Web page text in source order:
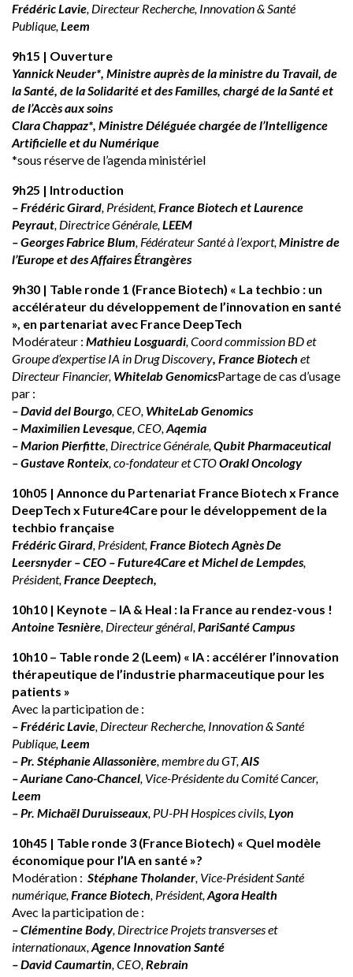
Frédéric Lavie, Directeur Recherche, Innovation & Santé
Publique,Leem
9h15 | Ouverture
Yannick Neuder*, Ministre auprès de la ministre du Travail, de
la Santé, de la Solidarité et des Familles, chargé de la Santé et
de l’Accès aux soins
Clara Chappaz*, Ministre Déléguée chargée de l’Intelligence
Artificielle et du Numérique
*sous réserve de l’agenda ministériel
9h25 | Introduction
– Frédéric Girard, Président,France Biotech et Laurence
Peyraut, Directrice Générale,LEEM
– Georges Fabrice Blum, Fédérateur Santé à l’export,Ministre de
l’Europe et des Affaires Étrangères
9h30 | Table ronde 1 (France Biotech) « La techbio : un
accélérateur du développement de l’innovation en santé
», en partenariat avec France DeepTech
Modérateur : Mathieu Losguardi, Coord commission BD et
Groupe d’expertise IA in Drug Discovery, France Biotech et
Directeur Financier, Whitelab GenomicsPartage de cas d’usage
par :
– David del Bourgo, CEO, WhiteLab Genomics
– Maximilien Levesque, CEO,Aqemia
– Marion Pierfitte, Directrice Générale,Qubit Pharmaceutical
– Gustave Ronteix, co-fondateur et CTOOrakl Oncology
10h05 | Annonce du Partenariat France Biotech x France
DeepTech x Future4Care pour le développement de la
techbio française
Frédéric Girard, Président,France Biotech Agnès De
Leersnyder – CEO – Future4Care et Michel de Lempdes,
Président,France Deeptech,
10h10 | Keynote – IA & Heal : la France au rendez-vous !
Antoine Tesnière, Directeur général,PariSanté Campus
10h10 – Table ronde 2 (Leem) « IA : accélérer l’innovation
thérapeutique de l’industrie pharmaceutique pour les
patients »
Avec la participation de :
– Frédéric Lavie, Directeur Recherche, Innovation & Santé
Publique,Leem
– Pr. Stéphanie Allassonière, membre du GT,AIS
– Auriane Cano-Chancel, Vice-Présidente du Comité Cancer,
Leem
– Pr. Michaël Duruisseaux, PU-PH Hospices civils,Lyon
10h45 | Table ronde 3 (France Biotech) « Quel modèle
économique pour l’IA en santé »?
Modération : Stéphane Tholander, Vice-Président Santé
numérique,France Biotech, Président,Agora Health
Avec la participation de :
– Clémentine Body, Directrice Projets transverses et
internationaux,Agence Innovation Santé
– David Caumartin, CEO,Rebrain